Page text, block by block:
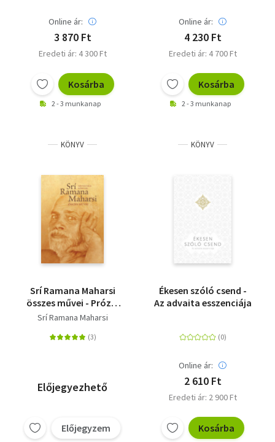
Online ár:
3 870 Ft
Eredeti ár: 4 300 Ft
Kosárba
2 - 3 munkanap
Online ár:
4 230 Ft
Eredeti ár: 4 700 Ft
Kosárba
2 - 3 munkanap
KÖNYV
Srí Ramana Maharsi
összes művei - Prózai
művek, költemények,
Srí Ramana Maharsi
Előjegyezhető
Előjegyzem
KÖNYV
Ékesen szóló csend -
Az advaita esszenciája
Online ár:
2 610 Ft
Eredeti ár: 2 900 Ft
Kosárba